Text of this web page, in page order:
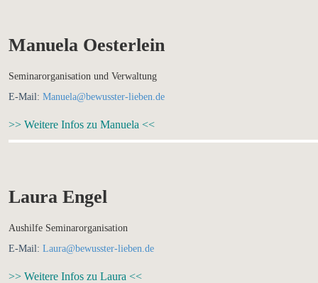
Manuela Oesterlein
Seminarorganisation und Verwaltung
E-Mail: Manuela@bewusster-lieben.de
>> Weitere Infos zu Manuela <<
Laura Engel
Aushilfe Seminarorganisation
E-Mail: Laura@bewusster-lieben.de
>> Weitere Infos zu Laura <<